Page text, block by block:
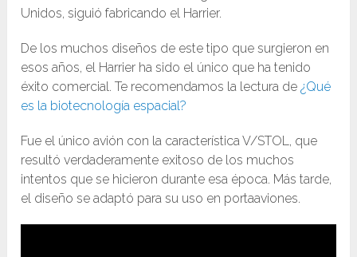
Unidos, siguió fabricando el Harrier.
De los muchos diseños de este tipo que surgieron en
esos años, el Harrier ha sido el único que ha tenido
éxito comercial. Te recomendamos la lectura de¿Qué
es la biotecnología espacial?
Fue el único avión con la característica V/STOL, que
resultó verdaderamente exitoso de los muchos
intentos que se hicieron durante esa época. Más tarde,
el diseño se adaptó para su uso en portaaviones.